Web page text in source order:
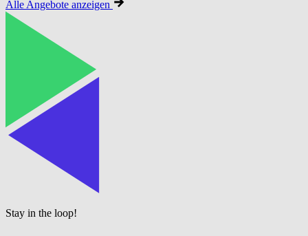
Alle Angebote anzeigen
Stay in the loop!